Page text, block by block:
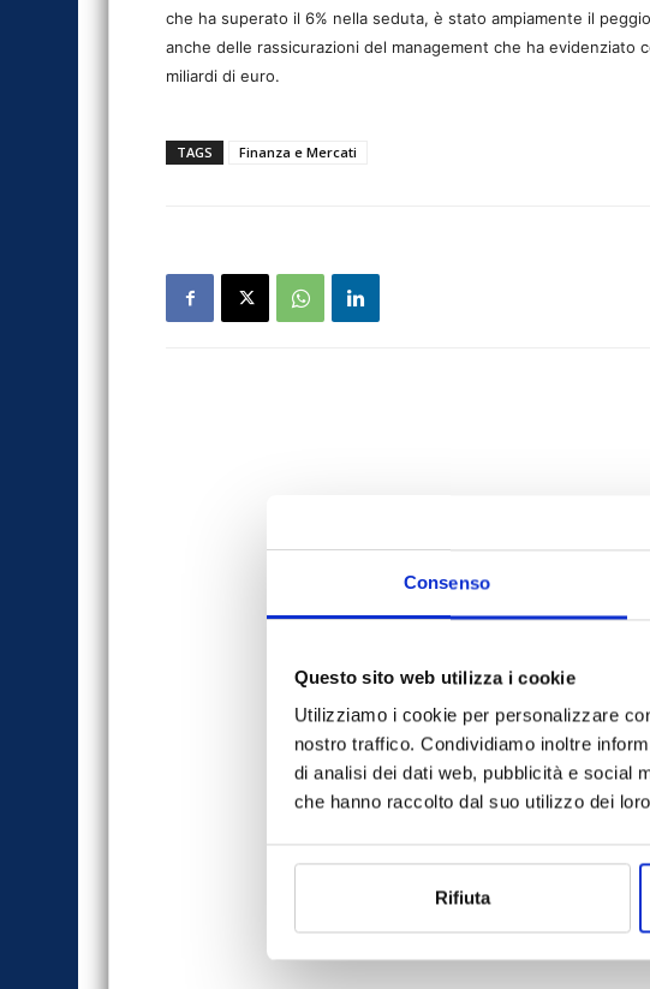
Consenso
Questo sito web utilizza i cookie
Utilizziamo i cookie per personalizzare
nostro traffico. Condividiamo inoltre
di analisi dei dati web, pubblicità e social
che hanno raccolto dal suo utilizzo dei
Rifiuta
che ha superato il 6% nella seduta, è stato ampiamente il
anche delle rassicurazioni del management che ha evidenziato
miliardi di euro.
TAGS Finanza e Mercati